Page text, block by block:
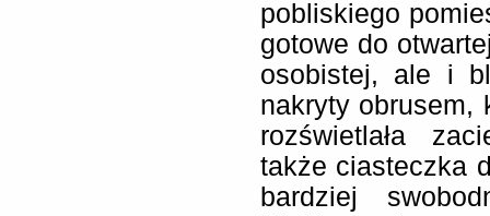
pobliskiego
gotowe do
osobistej, ale i
nakryty obrusem,
rozświetlała
także ciasteczka
bardziej